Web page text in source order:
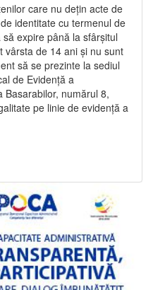
care nu dețin acte de
identitate cu termenul de
expire până la sfârșitul
vârsta de 14 ani și nu sunt
să se prezinte la sediul
de Evidență a
Basarabilor, numărul 8,
pe linie de evidență a